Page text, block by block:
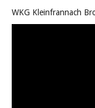
WKG Kleinfrannach